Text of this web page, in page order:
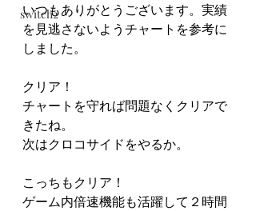
switch2
いつもありがとうございます。実績
を見逃さないようチャートを参考に
しました。
クリア！
チャートを守れば問題なくクリアで
きたね。
次はクロコサイドをやるか。
こっちもクリア！
ゲーム内倍速機能も活躍して２時間